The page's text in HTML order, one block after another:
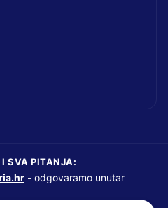
I SVA PITANJA:
- odgovaramo unutar